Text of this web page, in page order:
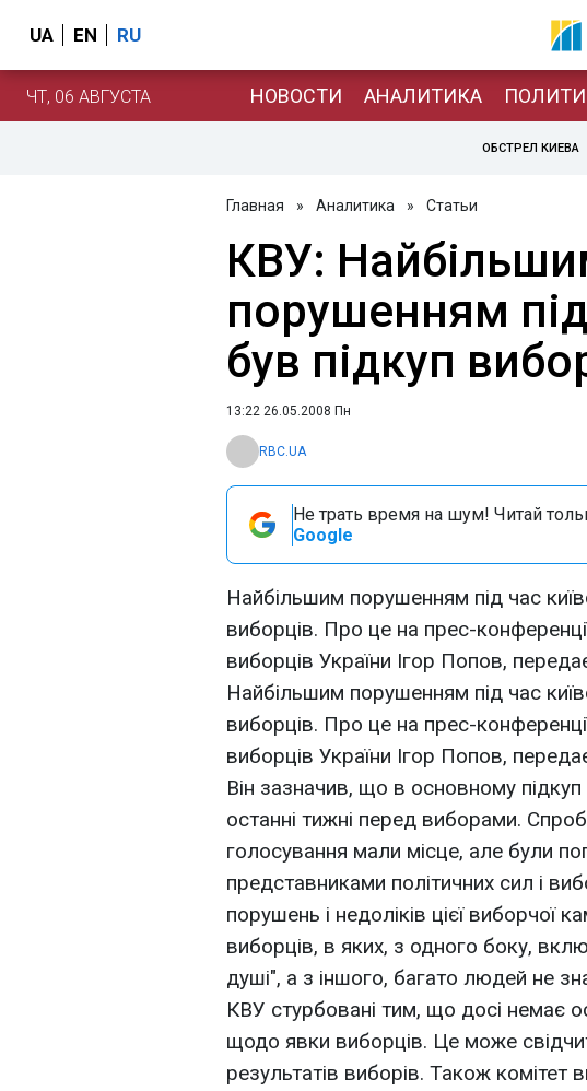
UA EN RU
ЧТ, 06 АВГУСТА НОВОСТИ АНАЛИТИКА
ОБСТРЕЛ КИЕВА
Главная » Аналитика » Статьи
КВУ:
порушенням
був підкуп
13:22 26.05.2008 Пн
RBC.UA
Не трать время на шум! Читай
Google
Найбільшим порушенням під час
виборців. Про це на прес-
виборців України Ігор Попов,
Найбільшим порушенням під час
виборців. Про це на прес-
виборців України Ігор Попов,
Він зазначив, що в основному
останні тижні перед виборами.
голосування мали місце, але були
представниками політичних сил і
порушень і недоліків цієї виборчої
виборців, в яких, з одного боку,
душі", а з іншого, багато людей не
КВУ стурбовані тим, що досі немає
щодо явки виборців. Це може
результатів виборів. Також комітет